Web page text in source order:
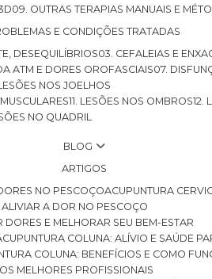
09. OUTRAS TERAPIAS MANUAIS E
E CONDIÇÕES TRATADAS
DESEQUILÍBRIOS 03. CEFALEIAS E
ATM E DORES OROFASCIAIS
07.
NOS JOELHOS
11. LESÕES NOS OMBROS 12.
NO QUADRIL
BLOG
ARTIGOS
NO PESCOÇO
ACUPUNTURA
ALIVIAR A DOR NO PESCOÇO
DORES E MELHORAR SEU BEM-ESTAR
ACUPUNTURA COLUNA: ALÍVIO E SAÚDE
COLUNA: BENEFÍCIOS E COMO
MELHORES PROFISSIONAIS